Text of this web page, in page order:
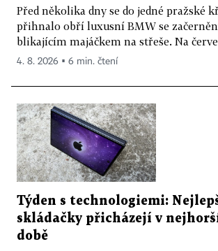
Před několika dny se do jedné pražské
přihnalo obří luxusní BMW se
blikajícím majáčkem na střeše. Na
4. 8. 2026 ▪ 6 min. čtení
Týden s technologiemi:
skládačky přicházejí v
době